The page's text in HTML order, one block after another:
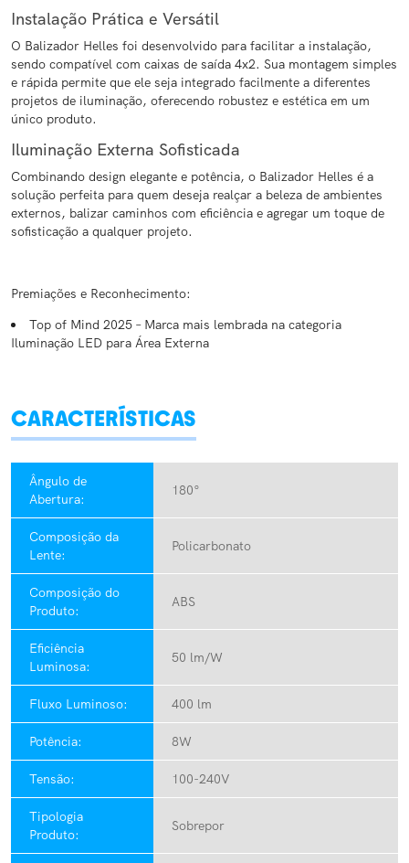
Instalação Prática e Versátil
O Balizador Helles foi desenvolvido para facilitar a instalação,
sendo compatível com caixas de saída 4x2. Sua montagem simples
e rápida permite que ele seja integrado facilmente a diferentes
projetos de iluminação, oferecendo robustez e estética em um
único produto.
Iluminação Externa Sofisticada
Combinando design elegante e potência, o Balizador Helles é a
solução perfeita para quem deseja realçar a beleza de ambientes
externos, balizar caminhos com eficiência e agregar um toque de
sofisticação a qualquer projeto.
Premiações e Reconhecimento:
Top of Mind 2025 – Marca mais lembrada na categoria
Iluminação LED para Área Externa
CARACTERÍSTICAS
Ângulo de
Abertura:
180°
Composição da
Lente:
Policarbonato
Composição do
Produto:
ABS
Eficiência
Luminosa:
50 lm/W
Fluxo Luminoso: 400 lm
Potência: 8W
Tensão: 100-240V
Tipologia
Produto:
Sobrepor